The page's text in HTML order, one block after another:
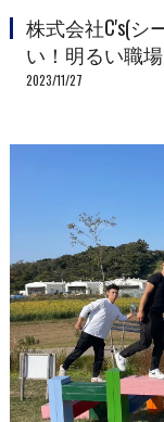
株式会社C's(シ
い！明るい職
2023/11/27